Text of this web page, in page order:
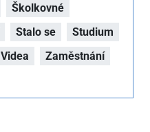
Školkovné
Stalo se
Studium
Videa
Zaměstnání